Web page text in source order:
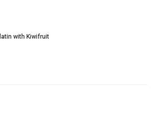
with Kiwifruit